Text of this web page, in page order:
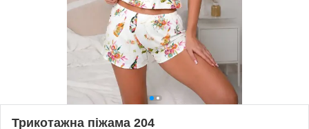
Трикотажна піжама 204